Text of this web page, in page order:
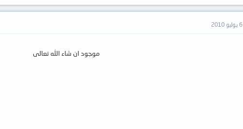
6 يوليو 2010
موجود ان شاء الله تعالى